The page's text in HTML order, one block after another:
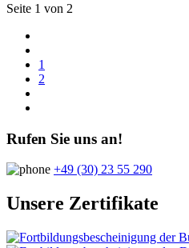
Seite 1 von 2
1
2
Rufen Sie uns an!
+49 (30) 23 55 290
Unsere Zertifikate